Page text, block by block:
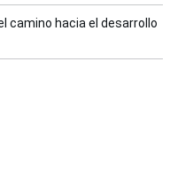
camino hacia el desarrollo